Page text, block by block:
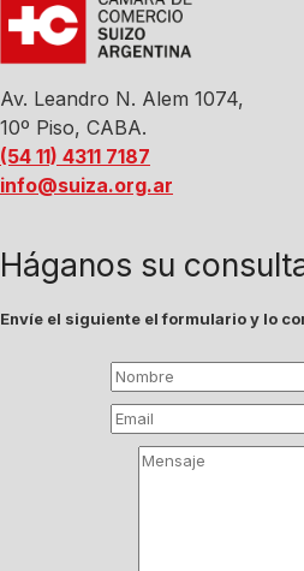
Av. Leandro N. Alem 1074,
10º Piso, CABA.
(54 11) 4311 7187
info@suiza.org.ar
Háganos su
Envíe el siguiente el formulario y lo